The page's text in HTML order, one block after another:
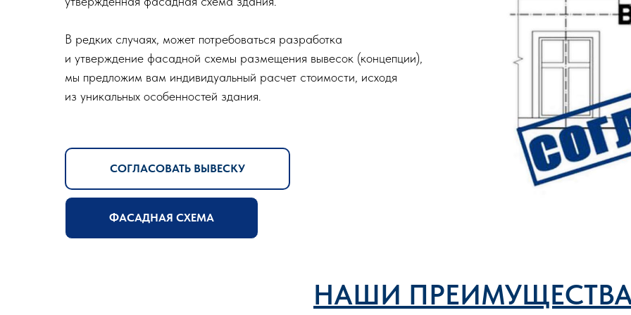
В редких случаях, может потребоваться разработка
и утверждение фасадной схемы размещения вывесок (концепции),
мы предложим вам индивидуальный расчет стоимости, исходя
из уникальных особенностей здания.
СОГЛАСОВАТЬ ВЫВЕСКУ
ФАСАДНАЯ СХЕМА
НАШИ